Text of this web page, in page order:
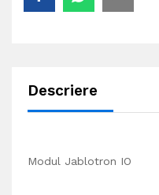
Descriere
Modul Jablotron IO